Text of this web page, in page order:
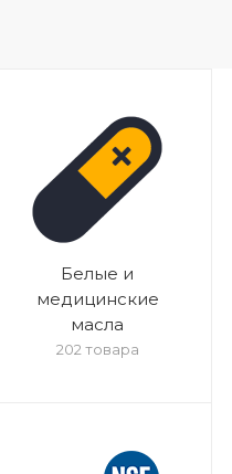
Белые и
медицинские
масла
202 товара